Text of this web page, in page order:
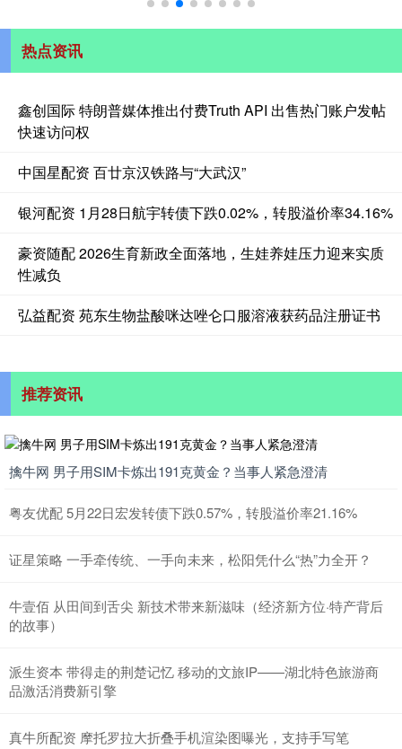
热点资讯
鑫创国际 特朗普媒体推出付费Truth API 出售热门账户发帖
快速访问权
中国星配资 百廿京汉铁路与“大武汉”
银河配资 1月28日航宇转债下跌0.02%，转股溢价率34.16%
豪资随配 2026生育新政全面落地，生娃养娃压力迎来实质
性减负
弘益配资 苑东生物盐酸咪达唑仑口服溶液获药品注册证书
推荐资讯
擒牛网 男子用SIM卡炼出191克黄金？当事人紧急澄清
粤友优配 5月22日宏发转债下跌0.57%，转股溢价率21.16%
证星策略 一手牵传统、一手向未来，松阳凭什么“热”力全开？
牛壹佰 从田间到舌尖 新技术带来新滋味（经济新方位·特产背后
的故事）
派生资本 带得走的荆楚记忆 移动的文旅IP——湖北特色旅游商
品激活消费新引擎
真牛所配资 摩托罗拉大折叠手机渲染图曝光，支持手写笔